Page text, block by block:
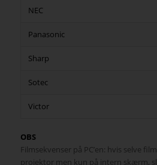
NEC
Panasonic
Sharp
Sotec
Victor
OBS
Filmsekvenser på PC’en: hvis selve
projektor men kun på intern skærm,